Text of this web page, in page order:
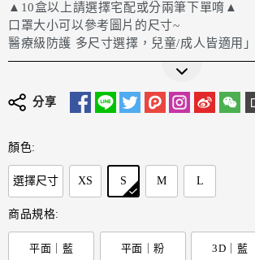
▲10盒以上請選擇宅配或分兩筆下單唷▲
口罩大小可以參考圖片的尺寸~
醫療級防護 多尺寸選擇，兒童/成人皆適用」
分享
顏色:
選擇尺寸 XS S M L
商品規格:
平面｜藍 平面｜粉 3D｜藍